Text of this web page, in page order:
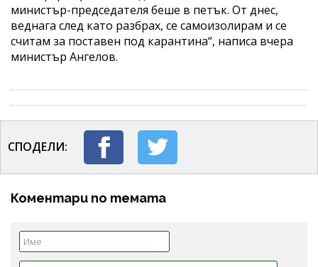
министър-председателя беше в петък. От днес,
веднага след като разбрах, се самоизолирам и се
считам за поставен под карантина“, написа вчера
министър Ангелов.
СПОДЕЛИ:
Коментари по темата